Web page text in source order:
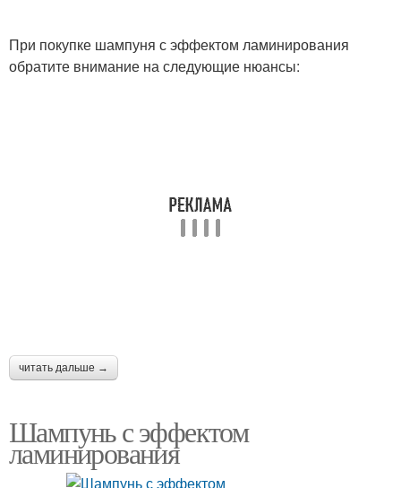
При покупке шампуня с эффектом ламинирования
обратите внимание на следующие нюансы:
читать дальше →
Шампунь с эффектом
ламинирования